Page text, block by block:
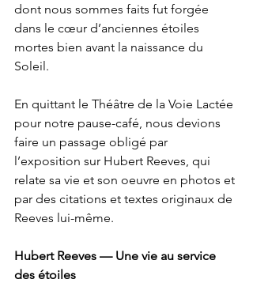
dont nous sommes faits fut forgée
dans le cœur d’anciennes étoiles
mortes bien avant la naissance du
Soleil.
En quittant le Théâtre de la Voie Lactée
pour notre pause-café, nous devions
faire un passage obligé par
l’exposition sur Hubert Reeves, qui
relate sa vie et son oeuvre en photos et
par des citations et textes originaux de
Reeves lui-même.
Hubert Reeves — Une vie au service
des étoiles